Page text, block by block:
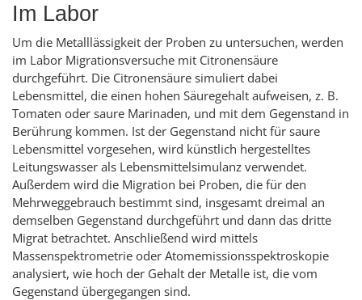
Im Labor
Um die Metalllässigkeit der Proben zu untersuchen, werden
im Labor Migrationsversuche mit Citronensäure
durchgeführt. Die Citronensäure simuliert dabei
Lebensmittel, die einen hohen Säuregehalt aufweisen, z. B.
Tomaten oder saure Marinaden, und mit dem Gegenstand in
Berührung kommen. Ist der Gegenstand nicht für saure
Lebensmittel vorgesehen, wird künstlich hergestelltes
Leitungswasser als Lebensmittelsimulanz verwendet.
Außerdem wird die Migration bei Proben, die für den
Mehrweggebrauch bestimmt sind, insgesamt dreimal an
demselben Gegenstand durchgeführt und dann das dritte
Migrat betrachtet. Anschließend wird mittels
Massenspektrometrie oder Atomemissionsspektroskopie
analysiert, wie hoch der Gehalt der Metalle ist, die vom
Gegenstand übergegangen sind.